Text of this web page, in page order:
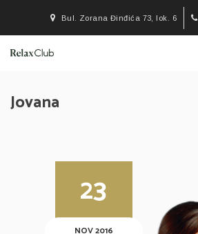
Bul. Zorana Đinđića 73, lok. 6
Jovana
23
NOV 2016